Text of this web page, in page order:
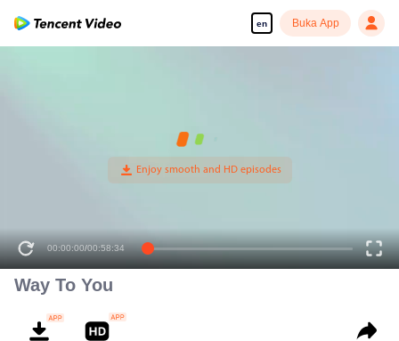
en Buka App
00:00:00/00:58:34
Way To You